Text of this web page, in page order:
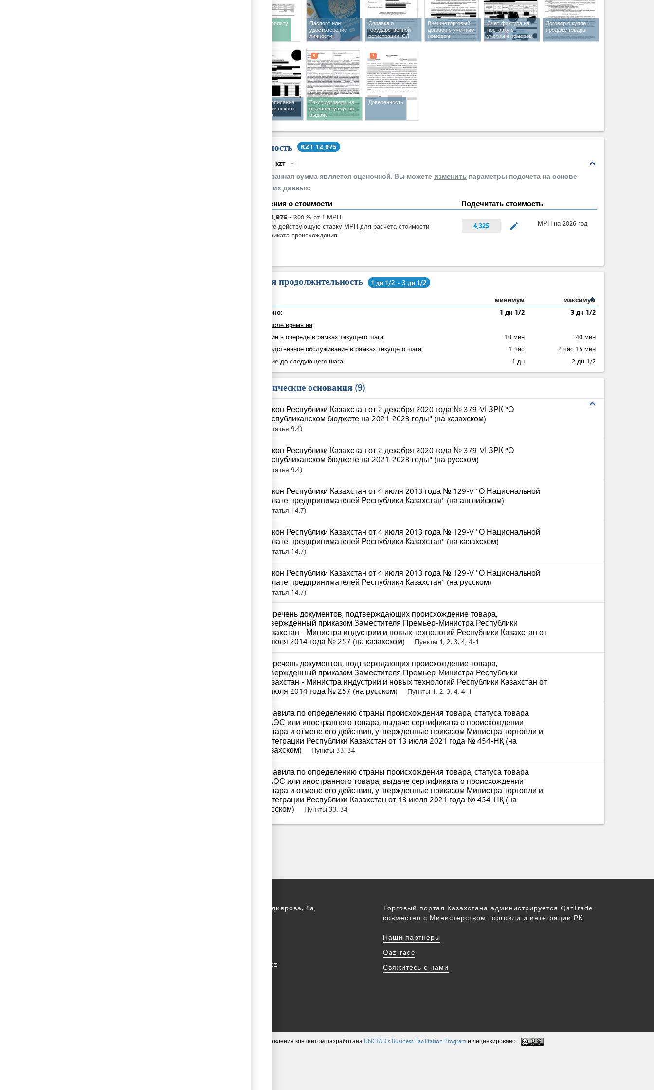
Счет на оплату
Паспорт или
удостоверение
личности
Справка о
государственной
регистрации ЮЛ
Внешнеторговый
договор с учетным
номером
Счет-фактура на
поставку с
учетным номером
Договор о купле-
продаже товара
Краткое описание
технологического
процесса
производства
Текст договора на
оказание услуг по
выдаче
сертификата о
5
Доверенность
5
Стоимость KZT 12,975
expand_less
KZT expand_more
Указанная сумма является оценочной. Вы можете изменить параметры подсчета на основе
своих данных:
Сведения о стоимости Подсчитать стоимость
12,975 - 300 % от 1 МРП
Введите действующую ставку МРП для расчета стоимости
сертификата происхождения.
4,325 mode_edit МРП на 2026 год
Общая продолжительность 1 дн 1/2 - 3 дн 1/2
expand_less
минимум
максимум
Суммарно:
1 дн 1/2
3 дн 1/2
в том числе время на:
Ожидание в очереди в рамках текущего шага:
10 мин
40 мин
Непосредственное обслуживание в рамках текущего шага:
1 час
2 час 15 мин
Ожидание до следующего шага:
1 дн 2 дн 1/2
Юридические основания 9
expand_less
Закон Республики Казахстан от 2 декабря 2020 года № 379-VІ ЗРК "О
республиканском бюджете на 2021-2023 годы" (на казахском)
Статья 9.4
Закон Республики Казахстан от 2 декабря 2020 года № 379-VІ ЗРК "О
республиканском бюджете на 2021-2023 годы" (на русском)
Статья 9.4
Закон Республики Казахстан от 4 июля 2013 года № 129-V "О Национальной
палате предпринимателей Республики Казахстан" (на английском)
Статья 14.7
Закон Республики Казахстан от 4 июля 2013 года № 129-V "О Национальной
палате предпринимателей Республики Казахстан" (на казахском)
Статья 14.7
Закон Республики Казахстан от 4 июля 2013 года № 129-V "О Национальной
палате предпринимателей Республики Казахстан" (на русском)
Статья 14.7
Перечень документов, подтверждающих происхождение товара,
утвержденный приказом Заместителя Премьер-Министра Республики
Казахстан - Министра индустрии и новых технологий Республики Казахстан от
8 июля 2014 года № 257 (на казахском)
Пункты 1, 2, 3, 4, 4-1
Перечень документов, подтверждающих происхождение товара,
утвержденный приказом Заместителя Премьер-Министра Республики
Казахстан - Министра индустрии и новых технологий Республики Казахстан от
8 июля 2014 года № 257 (на русском)
Пункты 1, 2, 3, 4, 4-1
Правила по определению страны происхождения товара, статуса товара
ЕАЭС или иностранного товара, выдаче сертификата о происхождении
товара и отмене его действия, утвержденные приказом Министра торговли и
интеграции Республики Казахстан от 13 июля 2021 года № 454-НҚ (на
казахском)
Пункты 33, 34
Правила по определению страны происхождения товара, статуса товара
ЕАЭС или иностранного товара, выдаче сертификата о происхождении
товара и отмене его действия, утвержденные приказом Министра торговли и
интеграции Республики Казахстан от 13 июля 2021 года № 454-НҚ (на
русском)
Пункты 33, 34
г. Астана, ул. С. Асфендиярова, 8а,
kense@qaztrade.org.kz
Торговый портал Казахстана администрируется QazTrade
совместно с Министерством торговли и интеграции РК.
Наши партнеры
QazTrade
Свяжитесь с нами
Авторское право принадлежит eRegulations ©, система управления контентом разработана UNCTAD's Business Facilitation Programи лицензировано